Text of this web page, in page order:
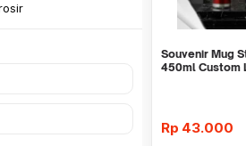
Souvenir Mug
450ml Custom
Rp 43.000